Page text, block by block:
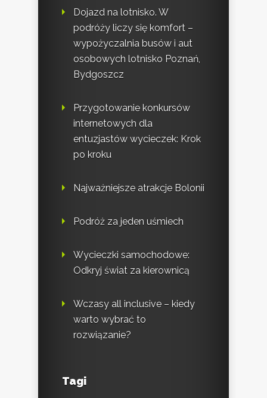
Dojazd na lotnisko. W
podróży liczy się komfort –
wypożyczalnia busów i aut
osobowych lotnisko Poznań,
Bydgoszcz
Przygotowanie konkursów
internetowych dla
entuzjastów wycieczek: Krok
po kroku
Najważniejsze atrakcje Bolonii
Podróż za jeden uśmiech
Wycieczki samochodowe:
Odkryj świat za kierownicą
Wczasy all inclusive – kiedy
warto wybrać to
rozwiązanie?
Tagi